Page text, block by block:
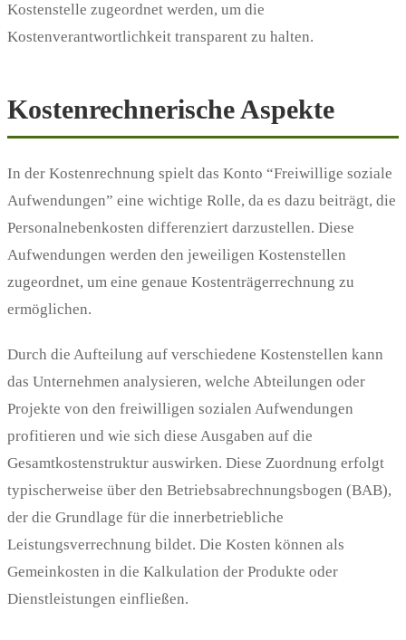
Kostenstelle zugeordnet werden, um die
Kostenverantwortlichkeit transparent zu halten.
Kostenrechnerische Aspekte
In der Kostenrechnung spielt das Konto “Freiwillige soziale
Aufwendungen” eine wichtige Rolle, da es dazu beiträgt, die
Personalnebenkosten differenziert darzustellen. Diese
Aufwendungen werden den jeweiligen Kostenstellen
zugeordnet, um eine genaue Kostenträgerrechnung zu
ermöglichen.
Durch die Aufteilung auf verschiedene Kostenstellen kann
das Unternehmen analysieren, welche Abteilungen oder
Projekte von den freiwilligen sozialen Aufwendungen
profitieren und wie sich diese Ausgaben auf die
Gesamtkostenstruktur auswirken. Diese Zuordnung erfolgt
typischerweise über den Betriebsabrechnungsbogen (BAB),
der die Grundlage für die innerbetriebliche
Leistungsverrechnung bildet. Die Kosten können als
Gemeinkosten in die Kalkulation der Produkte oder
Dienstleistungen einfließen.